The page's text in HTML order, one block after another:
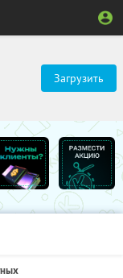
Загрузить